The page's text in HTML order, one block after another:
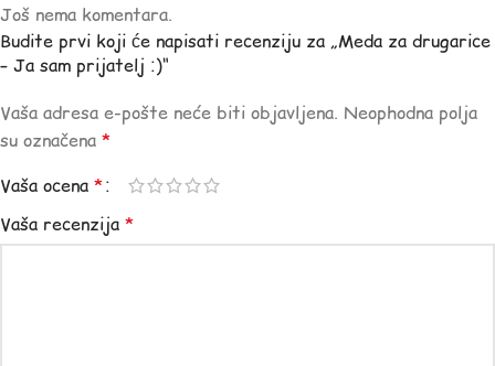
Još nema komentara.
Budite prvi koji će napisati recenziju za „Meda za drugarice
– Ja sam prijatelj :)“
Vaša adresa e-pošte neće biti objavljena. Neophodna polja
su označena *
Vaša ocena *
Vaša recenzija *